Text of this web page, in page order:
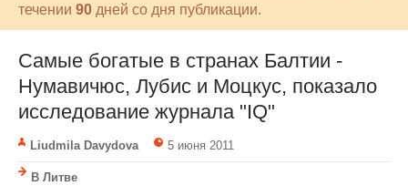
течении 90 дней со дня публикации.
Самые богатые в странах Балтии -
Нумавичюс, Лубис и Моцкус, показало
исследование журнала "IQ"
Liudmila Davydova 5 июня 2011
В Литве